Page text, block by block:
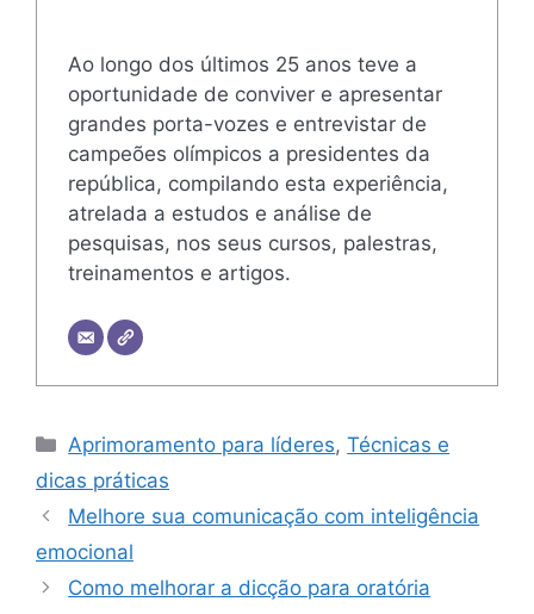
Ao longo dos últimos 25 anos teve a
oportunidade de conviver e apresentar
grandes porta-vozes e entrevistar de
campeões olímpicos a presidentes da
república, compilando esta experiência,
atrelada a estudos e análise de
pesquisas, nos seus cursos, palestras,
treinamentos e artigos.
Categorias
Aprimoramento para líderes,Técnicas e
dicas práticas
Melhore sua comunicação com inteligência
emocional
Como melhorar a dicção para oratória